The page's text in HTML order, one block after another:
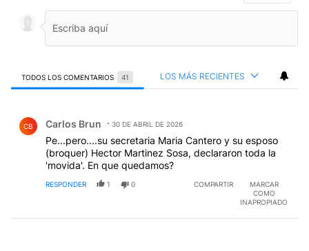
TODOS LOS COMENTARIOS 41 LOS MÁS RECIENTES
CB Carlos Brun 30 DE ABRIL DE 2026
Pe...pero....su secretaria Maria Cantero y su esposo
(broquer) Hector Martinez Sosa, declararon toda la
'movida'. En que quedamos?
RESPONDER 1 0 COMPARTIR
MARCAR
COMO
INAPROPIADO